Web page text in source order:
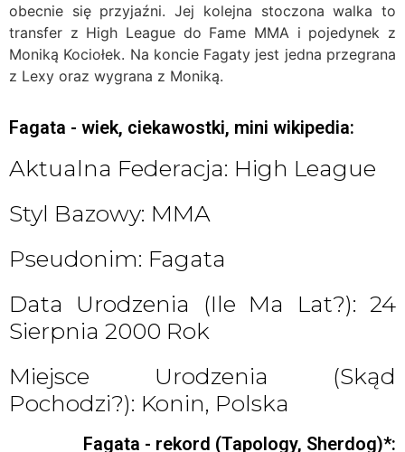
obecnie się przyjaźni. Jej kolejna stoczona walka to
transfer z High League do Fame MMA i pojedynek z
Moniką Kociołek. Na koncie Fagaty jest jedna przegrana
z Lexy oraz wygrana z Moniką.
Fagata - wiek, ciekawostki, mini wikipedia:
Aktualna Federacja: High League
Styl Bazowy: MMA
Pseudonim: Fagata
Data Urodzenia (ile Ma Lat?): 24
Sierpnia 2000 Rok
Miejsce Urodzenia (skąd
Pochodzi?): Konin, Polska
Fagata - rekord (Tapology, Sherdog)*: